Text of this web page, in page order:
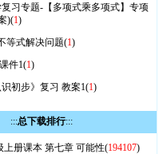
习专题-【多项式乘多项式】专项
)(1)
等式解决问题(1)
件1(1)
初步》复习 教案1(1)
:::总下载排行:::
上册课本 第七章 可能性(194107)